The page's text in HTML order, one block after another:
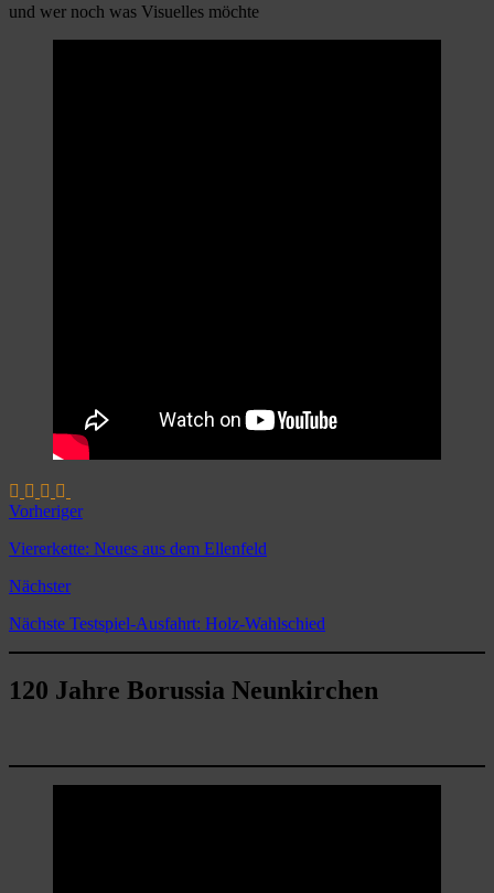
und wer noch was Visuelles möchte
Vorheriger
Viererkette: Neues aus dem Ellenfeld
Nächster
Nächste Testspiel-Ausfahrt: Holz-Wahlschied
120 Jahre Borussia Neunkirchen